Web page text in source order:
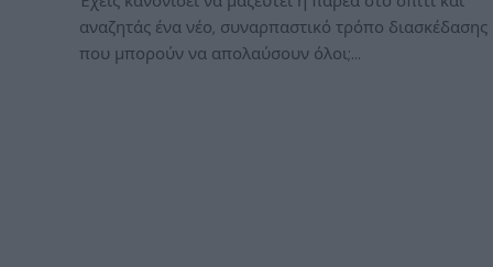
αναζητάς ένα νέο, συναρπαστικό τρόπο διασκέδασης
που μπορούν να απολαύσουν όλοι;…